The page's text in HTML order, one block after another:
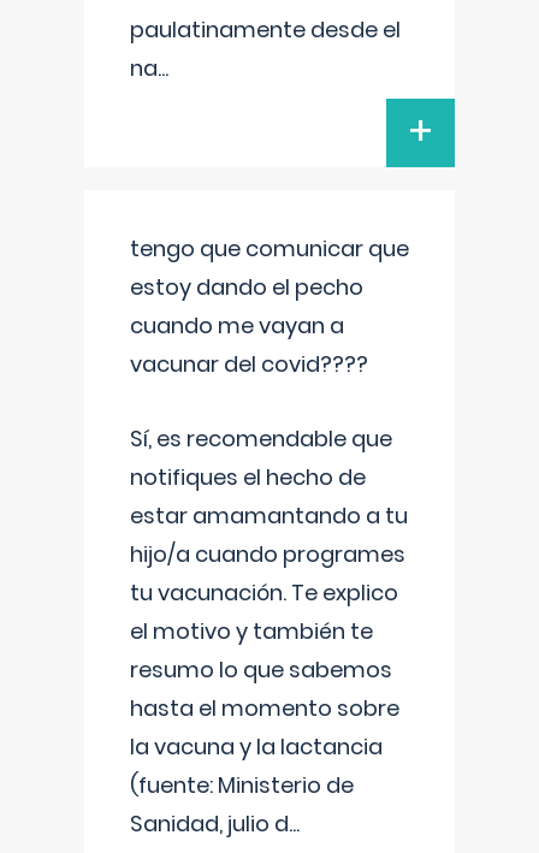
paulatinamente desde el
na...
+
tengo que comunicar que
estoy dando el pecho
cuando me vayan a
vacunar del covid????
Sí, es recomendable que
notifiques el hecho de
estar amamantando a tu
hijo/a cuando programes
tu vacunación. Te explico
el motivo y también te
resumo lo que sabemos
hasta el momento sobre
la vacuna y la lactancia
(fuente: Ministerio de
Sanidad, julio d...